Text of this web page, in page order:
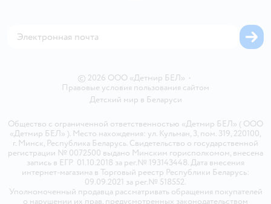
© 2026 ООО «Детмир БЕЛ» •
Правовые условия пользования сайтом
Детский мир в Беларуси
Общество с ограниченной ответственностью «Детмир БЕЛ» ( ООО
«Детмир БЕЛ» ). Место нахождения: ул. Кульман, 3, пом. 319, 220100,
г. Минск, Республика Беларусь. Свидетельство о государственной
регистрации № 0072500 выдано Минским горисполкомом, внесена
запись в ЕГР 01.10.2018 за рег.№ 193143448. Дата внесения
интернет-магазина в Торговый реестр Республики Беларусь:
09.09.2021 за рег.№ 518552.
Уполномоченный продавца рассматривать обращения покупателей
о нарушении их прав, предусмотренных законодательством